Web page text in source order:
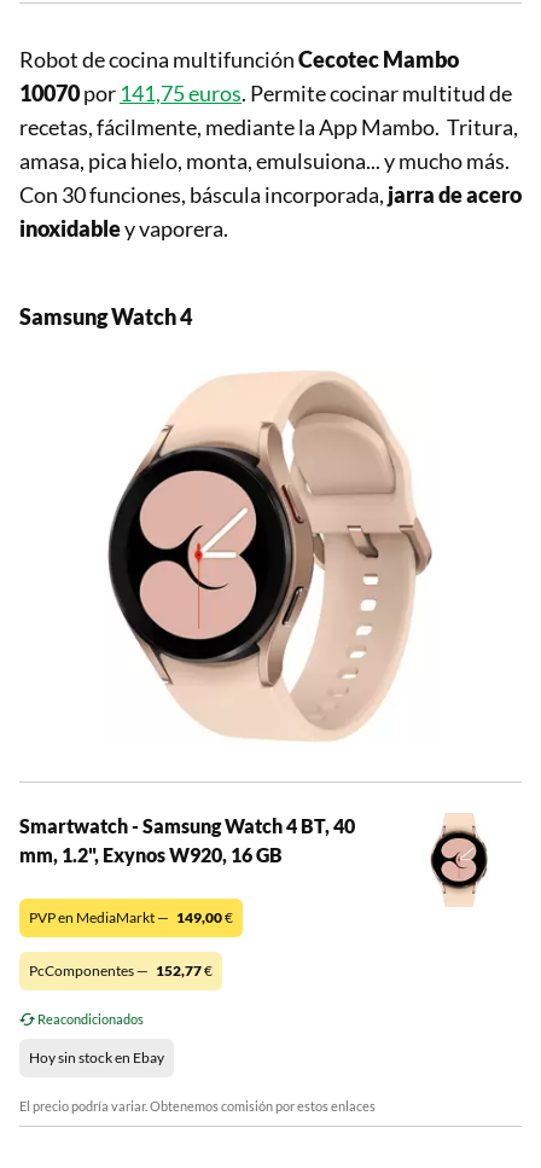
Robot de cocina multifunciónCecotec Mambo
10070por 141,75 euros. Permite cocinar multitud de
recetas, fácilmente, mediante la App Mambo. Tritura,
amasa, pica hielo, monta, emulsuiona... y mucho más.
Con 30 funciones, báscula incorporada, jarra de acero
inoxidabley vaporera.
Samsung Watch 4
Smartwatch - Samsung Watch 4 BT, 40
mm, 1.2", Exynos W920, 16 GB
PVP en MediaMarkt — 149,00€
PcComponentes — 152,77€
Reacondicionados
Hoy sin stock en Ebay
El precio podría variar. Obtenemos comisión por estos enlaces